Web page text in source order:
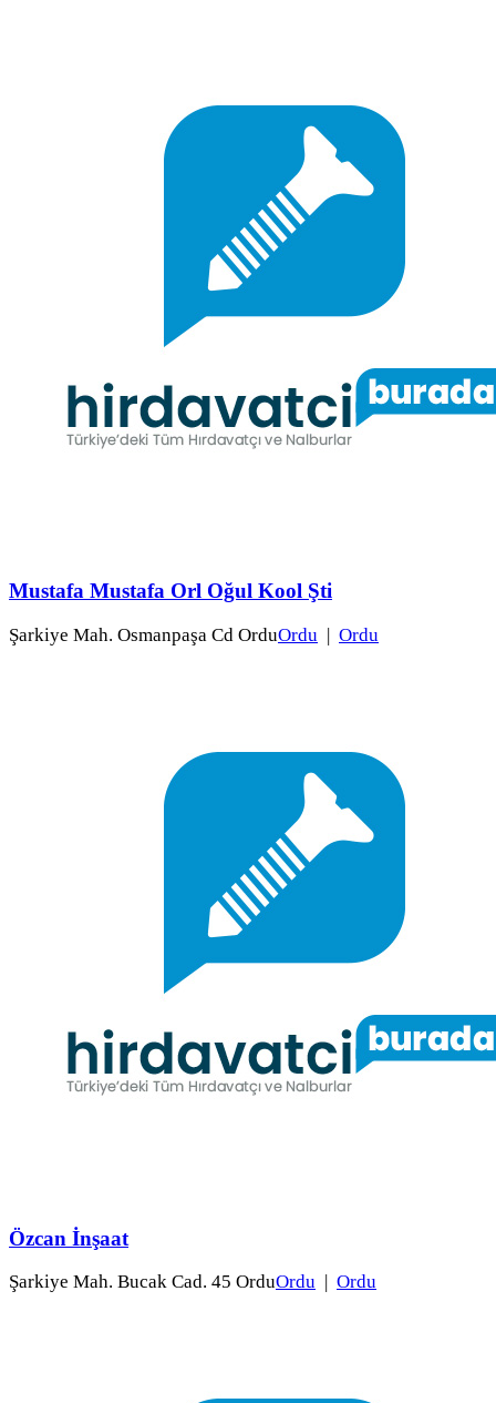
Mustafa Mustafa Orl Oğul Kool Şti
Şarkiye Mah. Osmanpaşa Cd OrduOrdu | Ordu
Özcan İnşaat
Şarkiye Mah. Bucak Cad. 45 OrduOrdu Ordu